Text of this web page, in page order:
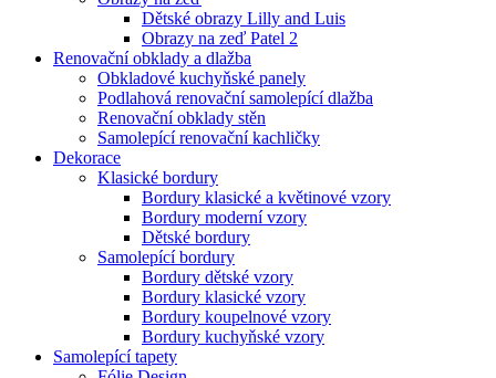
Dětské obrazy Lilly and Luis
Obrazy na zeď Patel 2
Renovační obklady a dlažba
Obkladové kuchyňské panely
Podlahová renovační samolepící dlažba
Renovační obklady stěn
Samolepící renovační kachličky
Dekorace
Klasické bordury
Bordury klasické a květinové vzory
Bordury moderní vzory
Dětské bordury
Samolepící bordury
Bordury dětské vzory
Bordury klasické vzory
Bordury koupelnové vzory
Bordury kuchyňské vzory
Samolepící tapety